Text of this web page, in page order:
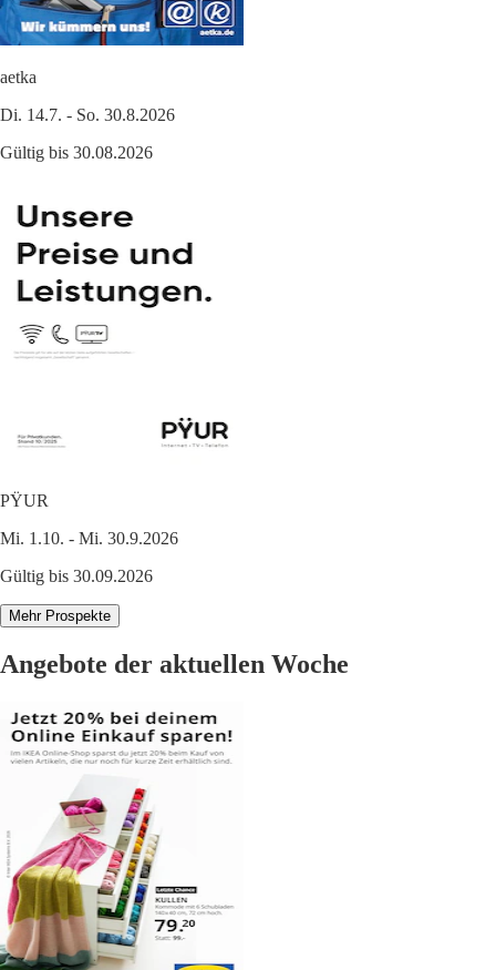
aetka
Di. 14.7. - So. 30.8.2026
Gültig bis 30.08.2026
PŸUR
Mi. 1.10. - Mi. 30.9.2026
Gültig bis 30.09.2026
Mehr Prospekte
Angebote der aktuellen Woche